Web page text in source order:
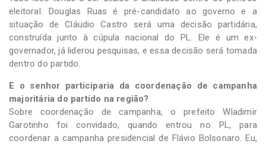
eleitoral. Douglas Ruas é pré-candidato ao governo e a
situação de Cláudio Castro será uma decisão partidária,
construída junto à cúpula nacional do PL. Ele é um ex-
governador, já liderou pesquisas, e essa decisão será tomada
dentro do partido.
E o senhor participaria da coordenação de campanha
majoritária do partido na região?
Sobre coordenação de campanha, o prefeito Wladimir
Garotinho foi convidado, quando entrou no PL, para
coordenar a campanha presidencial de Flávio Bolsonaro. Eu,